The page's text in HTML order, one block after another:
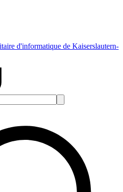
d'informatique de Kaiserslautern-